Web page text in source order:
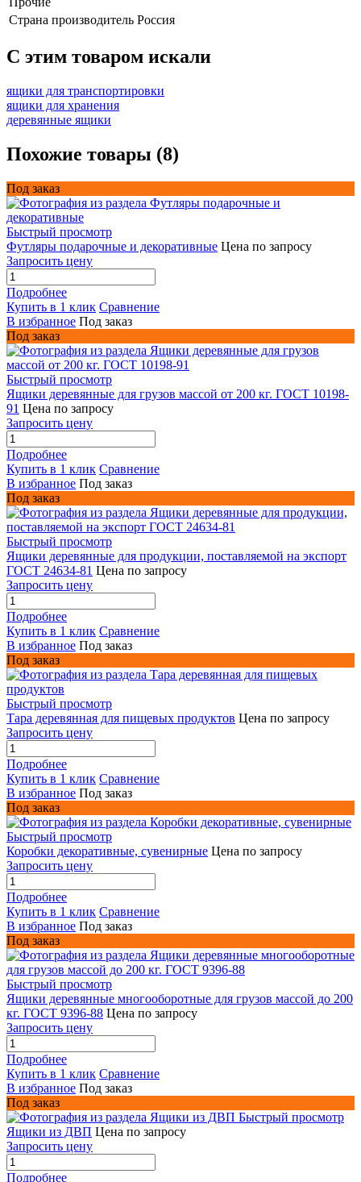
Страна производитель Россия
C этим товаром искали
ящики для транспортировки
ящики для хранения
деревянные ящики
Похожие товары (8)
Под заказ
Быстрый просмотр
Футляры подарочные и декоративные Цена по запросу
Запросить цену
Подробнее
Купить в 1 клик Сравнение
В избранное Под заказ
Под заказ
Быстрый просмотр
Ящики деревянные для грузов массой от 200 кг. ГОСТ 10198-
91 Цена по запросу
Запросить цену
Подробнее
Купить в 1 клик Сравнение
В избранное Под заказ
Под заказ
Быстрый просмотр
Ящики деревянные для продукции, поставляемой на экспорт
ГОСТ 24634-81 Цена по запросу
Запросить цену
Подробнее
Купить в 1 клик Сравнение
В избранное Под заказ
Под заказ
Быстрый просмотр
Тара деревянная для пищевых продуктов Цена по запросу
Запросить цену
Подробнее
Купить в 1 клик Сравнение
В избранное Под заказ
Под заказ
Быстрый просмотр
Коробки декоративные, сувенирные Цена по запросу
Запросить цену
Подробнее
Купить в 1 клик Сравнение
В избранное Под заказ
Под заказ
Быстрый просмотр
Ящики деревянные многооборотные для грузов массой до 200
кг. ГОСТ 9396-88 Цена по запросу
Запросить цену
Подробнее
Купить в 1 клик Сравнение
В избранное Под заказ
Под заказ
Быстрый просмотр
Ящики из ДВП Цена по запросу
Запросить цену
Подробнее